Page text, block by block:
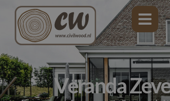
Veranda